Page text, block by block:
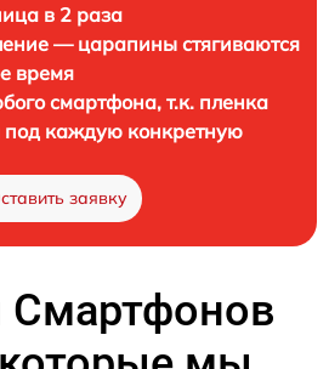
в 2 раза
— царапины стягиваются
время
смартфона, т.к. пленка
под каждую конкретную
заявку